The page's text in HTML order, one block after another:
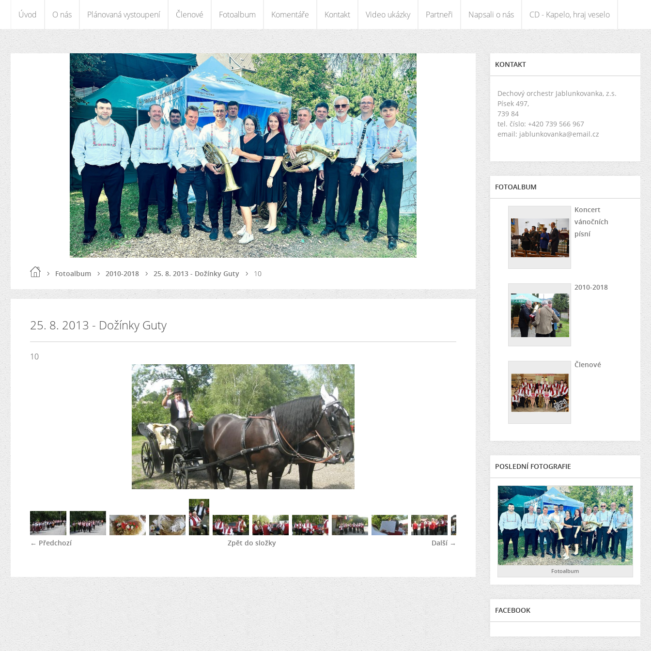
Úvod O nás Plánovaná vystoupení Členové Fotoalbum Komentáře Kontakt Video ukázky Partneři Napsali o nás CD - Kapelo, hraj veselo
Fotoalbum 2010-2018 25. 8. 2013 - Dožínky Guty 10
25. 8. 2013 - Dožínky Guty
10
← Předchozí Další →
Zpět do složky
KONTAKT
Dechový orchestr Jablunkovanka, z.s.
Písek 497,
739 84
tel. číslo: +420 739 566 967
email: jablunkovanka@email.cz
FOTOALBUM
Koncert
vánočních
písní
2010-2018
Členové
POSLEDNÍ FOTOGRAFIE
Fotoalbum
FACEBOOK